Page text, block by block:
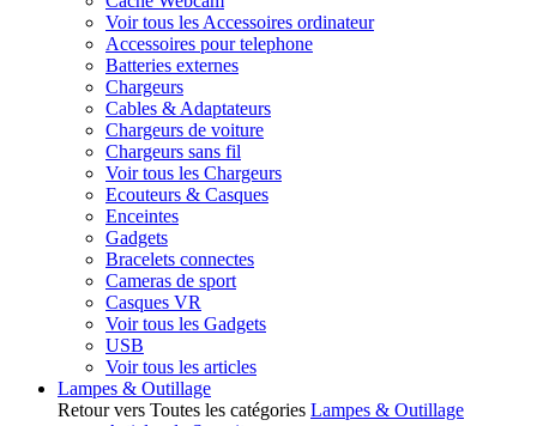
Voir tous les Accessoires ordinateur
Accessoires pour telephone
Batteries externes
Chargeurs
Cables & Adaptateurs
Chargeurs de voiture
Chargeurs sans fil
Voir tous les Chargeurs
Ecouteurs & Casques
Enceintes
Gadgets
Bracelets connectes
Cameras de sport
Casques VR
Voir tous les Gadgets
USB
Voir tous les articles
Lampes & Outillage
Retour vers Toutes les catégories Lampes & Outillage